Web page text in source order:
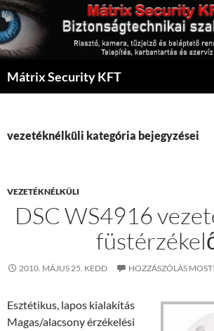
Kilépés
tartalomba
Mátrix Security KFT
vezetéknélküli kategória bejegyzései
VEZETÉKNÉLKÜLI
DSC WS4916
2010. MÁJUS 25. KEDD HOZZÁSZÓLÁS MOST!
Esztétikus, lapos kialakítás
Magas/alacsony érzékelési